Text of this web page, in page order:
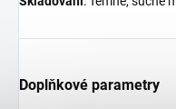
Doplňkové parametry